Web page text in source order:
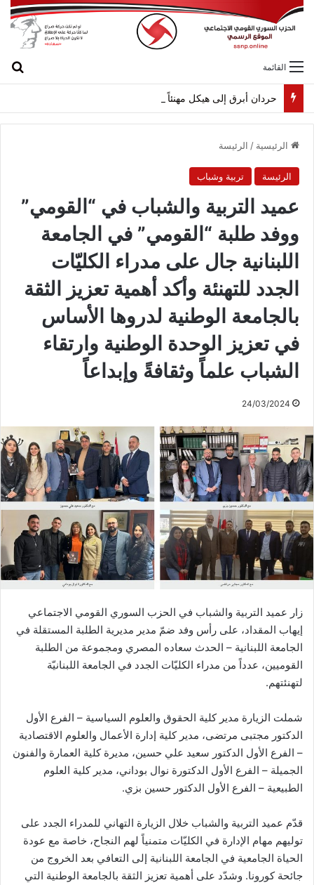
القائمة
حردان أبرق إلى هيكل مهنئاً بمناسبة عيد الجيش
الرئيسية / الرئيسة
الرئيسة تربية وشباب
عميد التربية والشباب في “القومي”
ووفد طلبة “القومي” في الجامعة
اللبنانية جال على مدراء الكليّات
الجدد للتهنئة وأكد أهمية تعزيز الثقة
بالجامعة الوطنية لدروها الأساس
في تعزيز الوحدة الوطنية وارتقاء
الشباب علماً وثقافةً وإبداعاً
24/03/2024
زار عميد التربية والشباب في الحزب السوري القومي الاجتماعي
إيهاب المقداد، على رأس وفد ضمّ مدير مديرية الطلبة المستقلة في
الجامعة اللبنانية – الحدث سعاده المصري ومجموعة من الطلبة
القوميين، عدداً من مدراء الكليّات الجدد في الجامعة اللبنانيّة
لتهنئتهم.
شملت الزيارة مدير كلية الحقوق والعلوم السياسية – الفرع الأول
الدكتور مجتبى مرتضى، مدير كلية إدارة الأعمال والعلوم الاقتصادية
– الفرع الأول الدكتور سعيد علي حسين، مديرة كلية العمارة والفنون
الجميلة – الفرع الأول الدكتورة نوال بوداني، مدير كلية العلوم
الطبيعية – الفرع الأول الدكتور حسين بزي.
قدّم عميد التربية والشباب خلال الزيارة التهاني للمدراء الجدد على
توليهم مهام الإدارة في الكليّات متمنياً لهم النجاح، خاصة مع عودة
الحياة الجامعية في الجامعة اللبنانية إلى التعافي بعد الخروج من
جائحة كورونا. وشدّد على أهمية تعزيز الثقة بالجامعة الوطنية التي